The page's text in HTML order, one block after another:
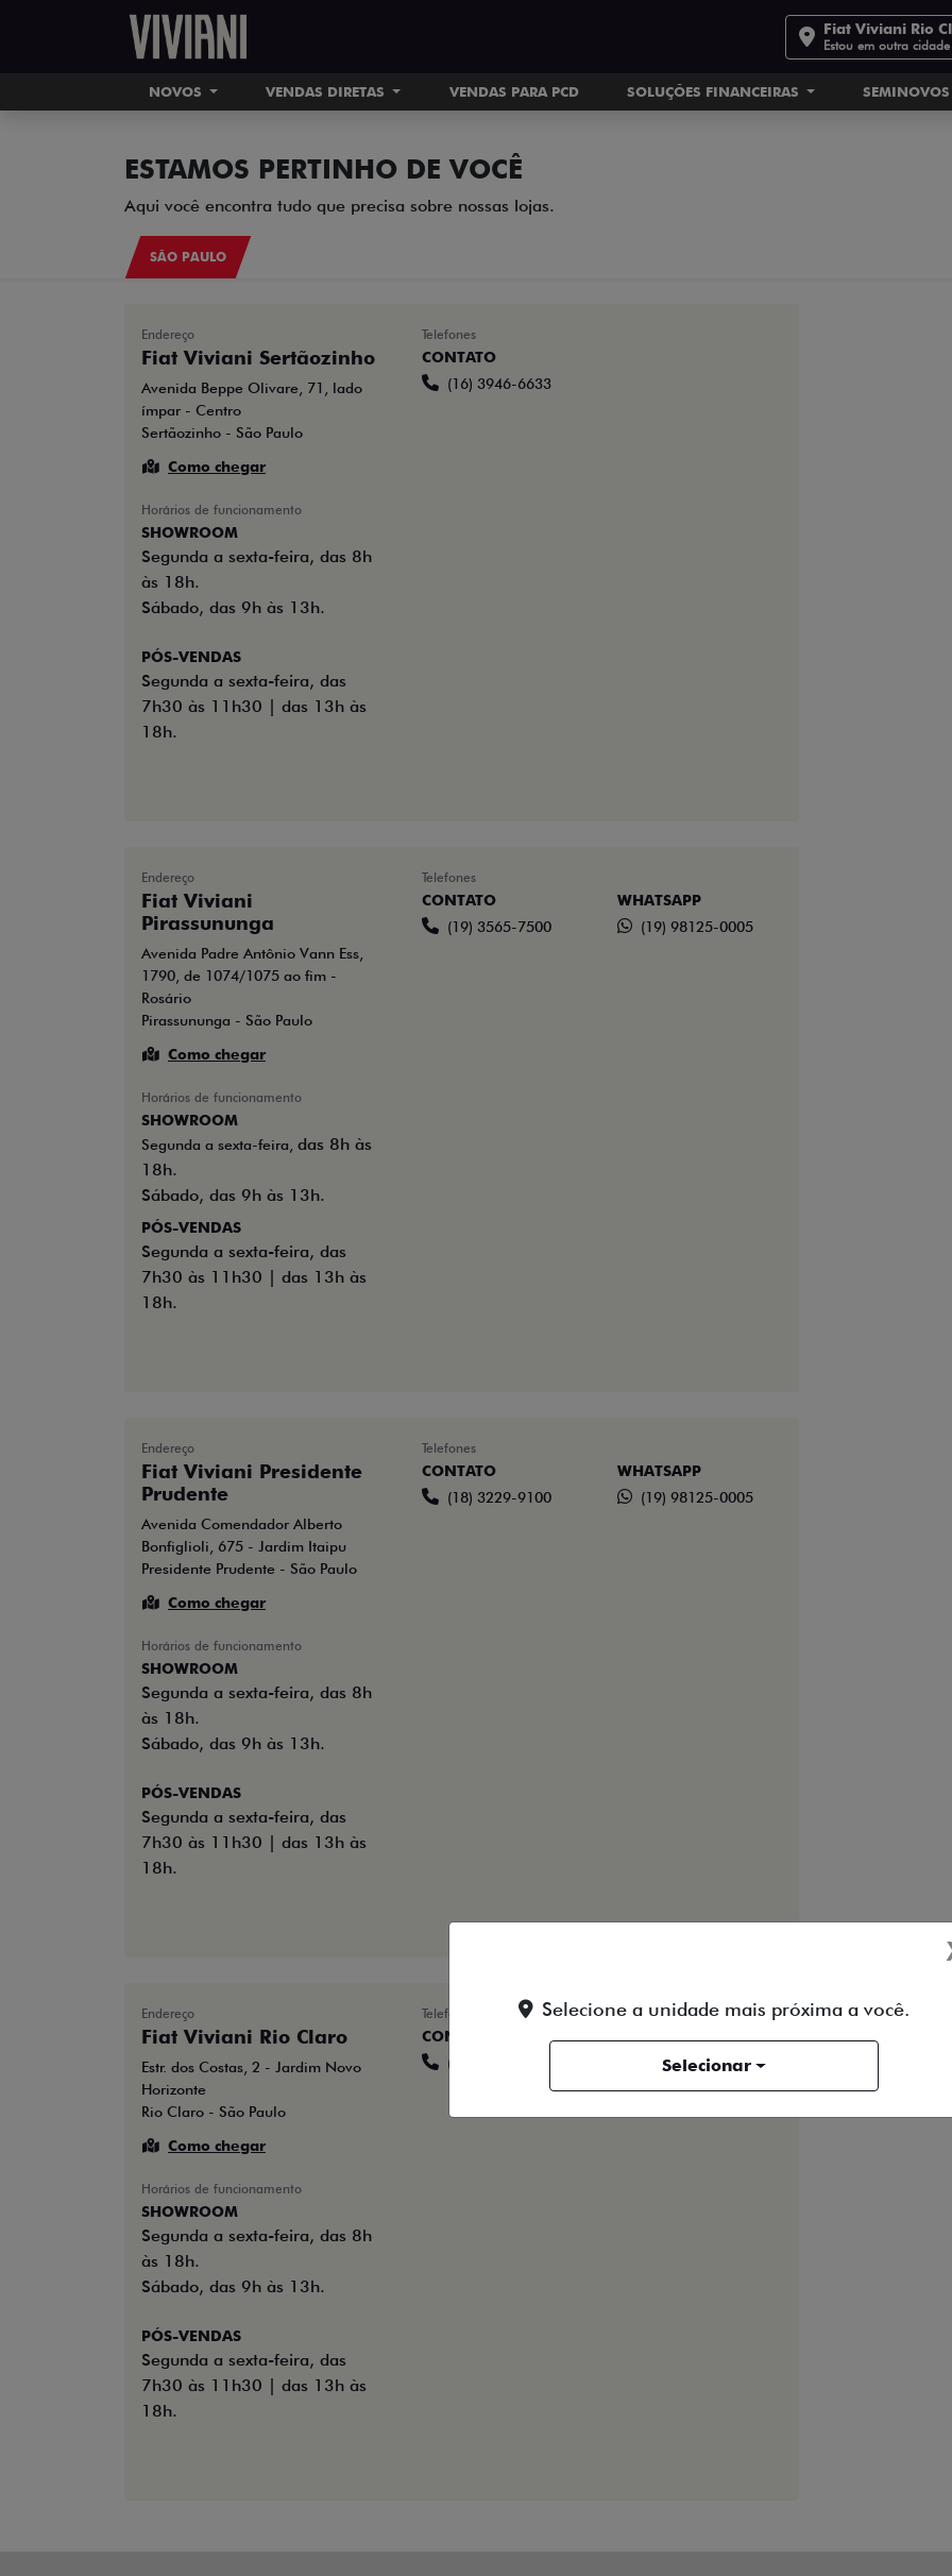
Fiat Viviani Rio
Estou em outra cidade
NOVOS VENDAS DIRETAS VENDAS PARA PCD SOLUÇÕES FINANCEIRAS SEMINOVOS
ESTAMOS PERTINHO DE VOCÊ
Aqui você encontra tudo que precisa sobre nossas lojas.
SÃO PAULO
Endereço
Fiat Viviani Sertãozinho
Avenida Beppe Olivare, 71, lado
ímpar - Centro
Sertãozinho - São Paulo
Como chegar
Horários de funcionamento
SHOWROOM
Segunda a sexta-feira, das 8h
às 18h.
Sábado, das 9h às 13h.
PÓS-VENDAS
Segunda a sexta-feira, das
7h30 às 11h30 | das 13h às
18h.
Telefones
CONTATO
(16) 3946-6633
Endereço
Fiat Viviani
Pirassununga
Avenida Padre Antônio Vann Ess,
1790, de 1074/1075 ao fim -
Rosário
Pirassununga - São Paulo
Como chegar
Horários de funcionamento
SHOWROOM
Segunda a sexta-feira, das 8h às
18h.
Sábado, das 9h às 13h.
PÓS-VENDAS
Segunda a sexta-feira, das
7h30 às 11h30 | das 13h às
18h.
Telefones
CONTATO
(19) 3565-7500
WHATSAPP
(19) 98125-0005
Endereço
Fiat Viviani Presidente
Prudente
Avenida Comendador Alberto
Bonfiglioli, 675 - Jardim Itaipu
Presidente Prudente - São Paulo
Como chegar
Horários de funcionamento
SHOWROOM
Segunda a sexta-feira, das 8h
às 18h.
Sábado, das 9h às 13h.
PÓS-VENDAS
Segunda a sexta-feira, das
7h30 às 11h30 | das 13h às
18h.
Telefones
CONTATO
(18) 3229-9100
WHATSAPP
(19) 98125-0005
Endereço
Fiat Viviani Rio Claro
Estr. dos Costas, 2 - Jardim Novo
Horizonte
Rio Claro - São Paulo
Como chegar
Horários de funcionamento
SHOWROOM
Segunda a sexta-feira, das 8h
às 18h.
Sábado, das 9h às 13h.
PÓS-VENDAS
Segunda a sexta-feira, das
7h30 às 11h30 | das 13h às
18h.
Telefones
CONTATO
(19) 3526-2000
(19) 98125-0005
Selecione a unidade mais próxima a você.
Selecionar